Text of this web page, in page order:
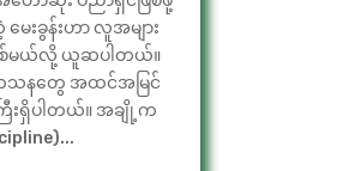
ခွန်းဟာ လူအများ
ြစ်မယ်လို့ ယူဆပါတယ်။
သနတွေ အထင်အမြင်
းရှိပါတယ်။ အချို့က